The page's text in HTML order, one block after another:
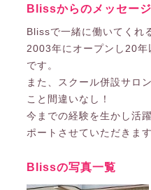
Blissからのメッセージ
Blissで一緒に働いてくれ
2003年にオープンし20年
です。
また、スクール併設サロ
こと間違いなし！
今までの経験を生かし活
ポートさせていただきます
Blissの写真一覧